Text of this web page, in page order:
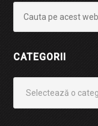
CATEGORII